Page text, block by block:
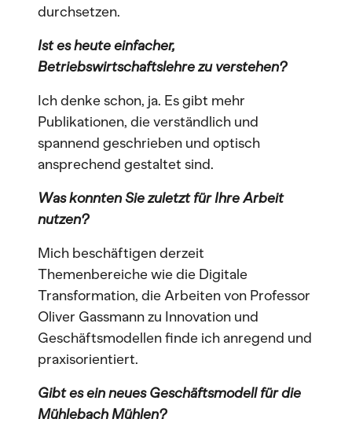
durchsetzen.
Ist es heute einfacher,
Betriebswirtschaftslehre zu verstehen?
Ich denke schon, ja. Es gibt mehr
Publikationen, die verständlich und
spannend geschrieben und optisch
ansprechend gestaltet sind.
Was konnten Sie zuletzt für Ihre Arbeit
nutzen?
Mich beschäftigen derzeit
Themenbereiche wie die Digitale
Transformation, die Arbeiten von Professor
Oliver Gassmann zu Innovation und
Geschäftsmodellen finde ich anregend und
praxisorientiert.
Gibt es ein neues Geschäftsmodell für die
Mühlebach Mühlen?